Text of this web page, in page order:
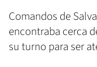
Comandos de
encontraba cerca
su turno para ser